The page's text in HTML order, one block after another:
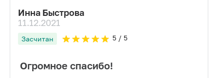
Инна Быстрова
11.12.2021
Засчитан 5/ 5
Огромное спасибо!